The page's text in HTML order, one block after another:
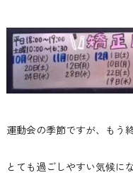
運動会の季節ですが、もう
とても過ごしやすい気候に